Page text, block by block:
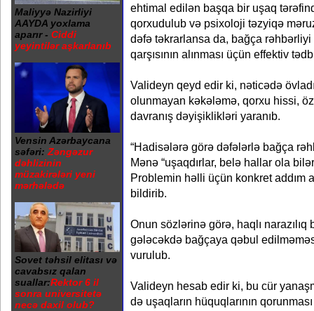
Maliyyə Nazirliyi
AAYDA yoxlama
aparır - Ciddi
yeyintilər aşkarlanıb
Vensin Azərbaycana
səfəri: Zəngəzur
dəhlizinin
müzakirələri yeni
mərhələdə
Sovet təhsil elitası və
cavabsız qalan
suallar:Rektor 6 il
sonra universitetə
necə daxil olub?
ehtimal edilən başqa bir uşaq
qorxudulub və psixoloji təzyiqə
dəfə təkrarlansa da, bağça
qarşısının alınması üçün effektiv
Valideyn qeyd edir ki, nəticədə
olunmayan kəkələmə, qorxu hissi,
davranış dəyişiklikləri yaranıb.
“Hadisələrə görə dəfələrlə bağça
Mənə “uşaqdırlar, belə hallar ola
Problemin həlli üçün konkret addım
bildirib.
Onun sözlərinə görə, haqlı
gələcəkdə bağçaya qəbul
vurulub.
Valideyn hesab edir ki, bu cür
də uşaqların hüquqlarının